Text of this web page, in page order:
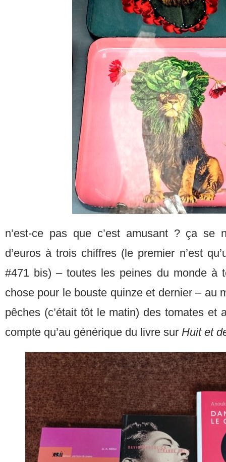
n’est-ce pas que c’est amusant ? ça se
d’euros à trois chiffres (le premier n’est
#471 bis) – toutes les peines du monde à
chose pour le bouste quinze et dernier – au
pêches (c’était tôt le matin) des tomates et
compte qu’au générique du livre sur Huit et